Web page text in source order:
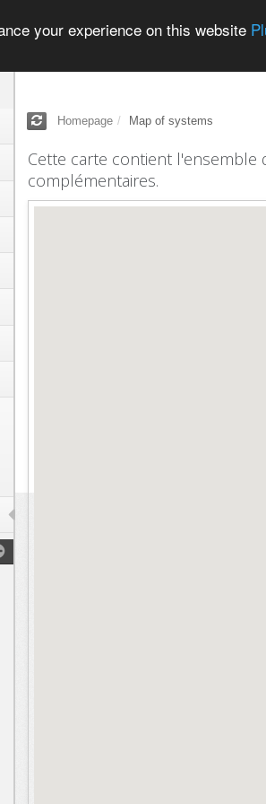
your experience on this website
Homepage Map of systems
Cette carte contient l'ensemble
complémentaires.